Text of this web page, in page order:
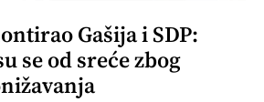
Gašija i SDP:
se od sreće zbog